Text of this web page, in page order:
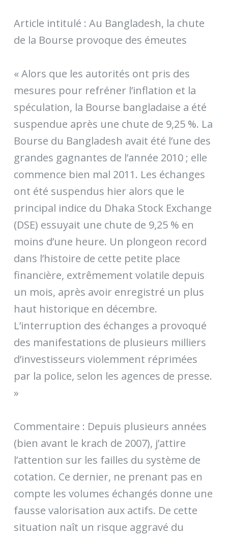
Article intitulé : Au Bangladesh, la chute
de la Bourse provoque des émeutes
« Alors que les autorités ont pris des
mesures pour refréner l’inflation et la
spéculation, la Bourse bangladaise a été
suspendue après une chute de 9,25 %. La
Bourse du Bangladesh avait été l’une des
grandes gagnantes de l’année 2010 ; elle
commence bien mal 2011. Les échanges
ont été suspendus hier alors que le
principal indice du Dhaka Stock Exchange
(DSE) essuyait une chute de 9,25 % en
moins d’une heure. Un plongeon record
dans l’histoire de cette petite place
financière, extrêmement volatile depuis
un mois, après avoir enregistré un plus
haut historique en décembre.
L’interruption des échanges a provoqué
des manifestations de plusieurs milliers
d’investisseurs violemment réprimées
par la police, selon les agences de presse.
»
Commentaire : Depuis plusieurs années
(bien avant le krach de 2007), j’attire
l’attention sur les failles du système de
cotation. Ce dernier, ne prenant pas en
compte les volumes échangés donne une
fausse valorisation aux actifs. De cette
situation naît un risque aggravé du